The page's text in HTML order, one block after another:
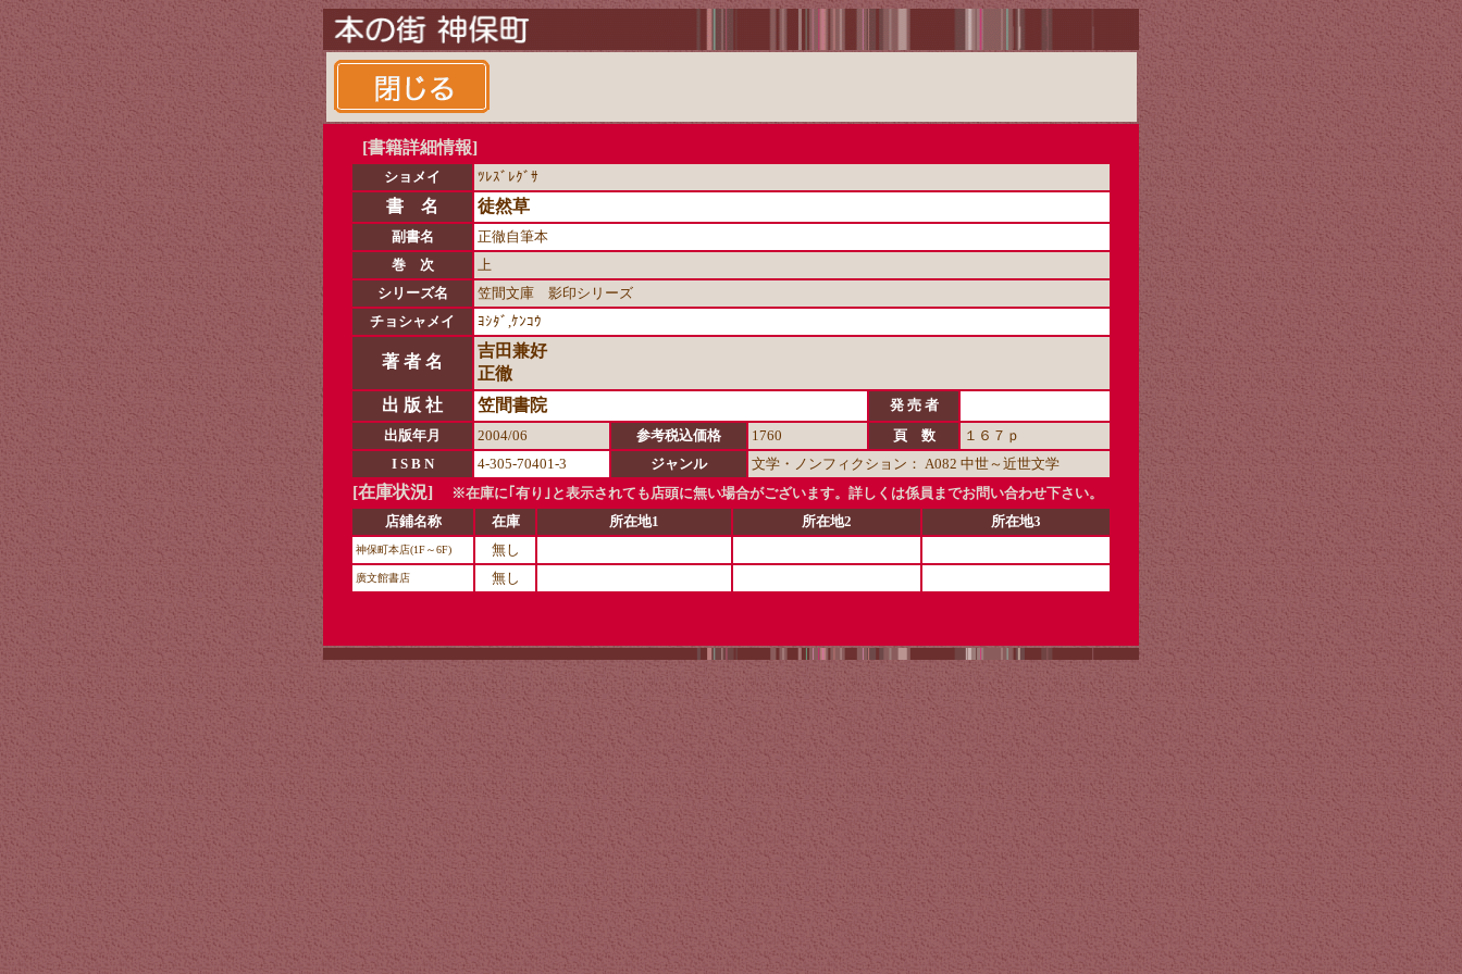
[書籍詳細情報]
ショメイ ﾂﾚｽﾞﾚｸﾞｻ
書 名 徒然草
副書名
正徹自筆本
巻 次
上
シリーズ名
笠間文庫 影印シリーズ
チョシャメイ
ﾖｼﾀﾞ,ｹﾝｺｳ
著 者 名
吉田兼好
正徹
出 版 社
笠間書院
発 売 者
出版年月
2004/06 参考税込価格 1760 頁 数
１６７ｐ
I S B N
4-305-70401-3 ジャンル 文学・ノンフィクション： A082 中世～近世文学
[在庫状況]
※在庫に｢有り｣と表示されても店頭に無い場合がございます。詳しくは係員までお問い合わせ下さい。
店鋪名称
在庫 所在地1 所在地2 所在地3
神保町本店(1F～6F) 無し
廣文館書店 無し